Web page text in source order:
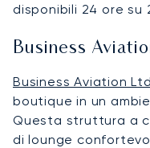
disponibili 24 ore su
Business
Business Aviation
boutique in un
Questa struttura a
di lounge